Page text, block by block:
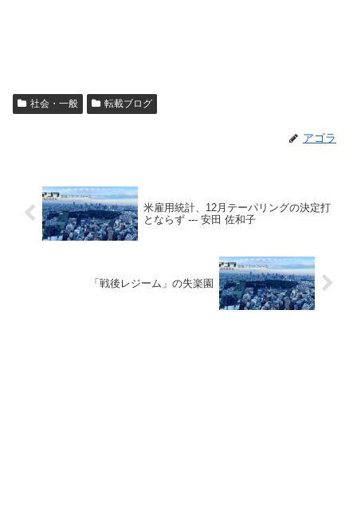
社会・一般 転載ブログ
アゴラ
米雇用統計、12月テーパリングの決定打
とならず --- 安田 佐和子
「戦後レジーム」の失楽園